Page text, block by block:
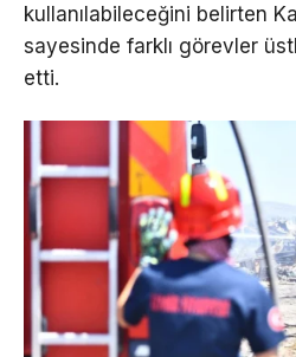
kullanılabileceğini belirten
sayesinde farklı görevler
etti.